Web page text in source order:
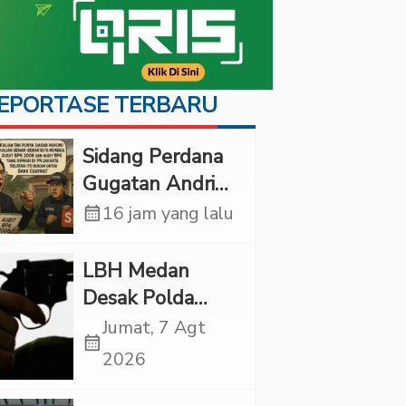
TERBARU
Sidang Perdana
Gugatan Andri
Tedjadharma di
KPKNL dan
PUPN Mangkir
calendar_month16 jam yang lalu
LBH Medan
Desak Polda
Sumut Usut
Kematian Winda
calendar_month
Jumat, 7 Agt
2026